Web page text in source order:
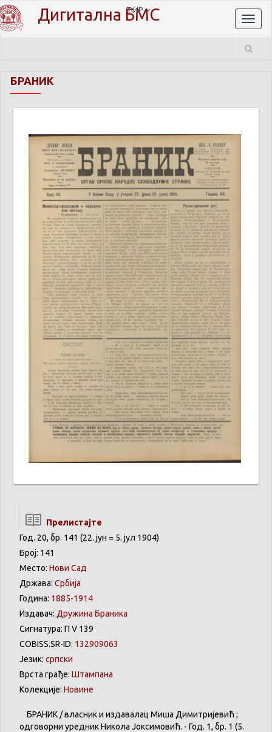
Дигитална БМС
ЋИР
БРАНИК
Прелистајте
Год. 20, бр. 141 (22. јун = 5. јул 1904)
Број: 141
Место: Нови Сад
Држава: Србија
Година: 1885-1914
Издавач: Дружина Браника
Сигнатура: П V 139
COBISS.SR-ID: 132909063
Језик: српски
Врста грађе: Штампана
Колекције: Новине
БРАНИК / власник и издавалац Миша Димитријевић ;
одговорни уредник Никола Јоксимовић. - Год. 1, бр. 1 (5.